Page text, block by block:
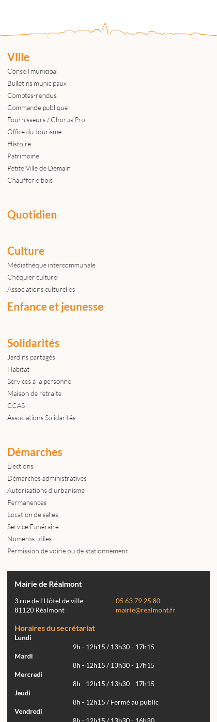
Ville
Conseil municipal
Bulletins municipaux
Comptes-rendus
Commande publique
Fournisseurs / Chorus Pro
Office du tourisme
Histoire
Patrimoine
Petite Ville de Demain
Chaufferie bois
Quotidien
Culture
Médiathèque intercommunale
Chéquier culturel
Associations culturelles
Enfance et jeunesse
Solidarités
Jardins partagés
Habitat
Services à la personne
Maison de retraite
CCAS
Associations Solidarités
Démarches
Élections
Démarches administratives
Autorisations d'urbanisme
Permanences
Location de salles
Service Funéraire
Numéros utiles
Permission de voirie ou de stationnement
Mairie de Réalmont
3 rue de l'Hôtel de ville
81120 Réalmont
05 63 79 25 80
mairie@realmont.fr
Horaires du secrétariat
Lundi
9h - 12h15 / 13h30 - 17h15
Mardi
8h - 12h15 / 13h30 - 17h15
Mercredi
8h - 12h15 / 13h30 - 17h15
Jeudi
8h - 12h15 / Fermé au public
Vendredi